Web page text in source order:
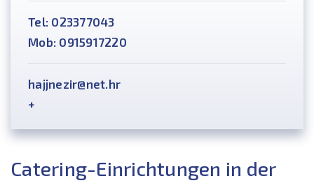
Tel: 023377043
Mob: 0915917220
hajjnezir@net.hr
+
Catering-Einrichtungen in der